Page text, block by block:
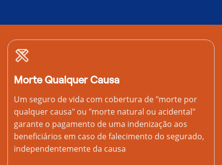
Morte Qualquer Causa
Um seguro de vida com cobertura de "morte por
qualquer causa" ou "morte natural ou acidental"
garante o pagamento de uma indenização aos
beneficiários em caso de falecimento do segurado,
independentemente da causa